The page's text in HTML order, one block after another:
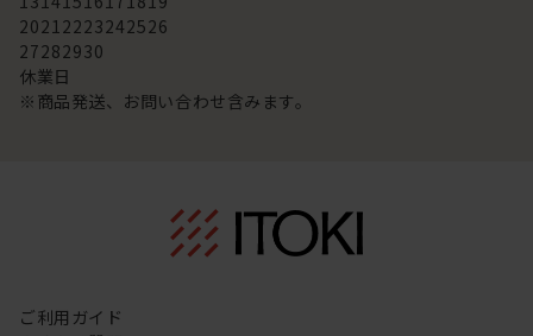
20212223242526
27282930
休業日
※商品発送、お問い合わせ含みます。
ご利用ガイド